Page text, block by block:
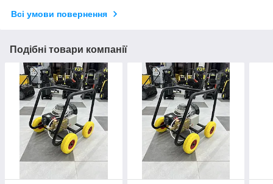
Всі умови повернення
Подібні товари компанії